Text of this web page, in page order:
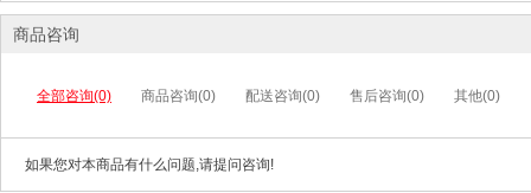
商品咨询
全部咨询(0) 商品咨询(0) 配送咨询(0) 售后咨询(0) 其他(0)
如果您对本商品有什么问题,请提问咨询!